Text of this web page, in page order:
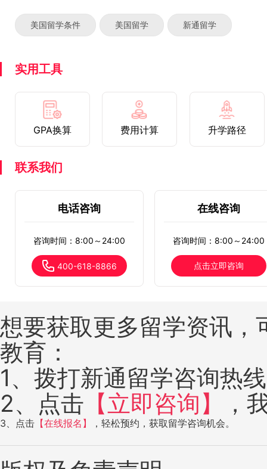
美国留学条件 美国留学 新通留学
实用工具
GPA换算 费用计算 升学路径
联系我们
电话咨询
咨询时间：8:00～24:00
400-618-8866
在线咨询
咨询时间：8:00～24:00
点击立即咨询
想要获取更多留学资讯
教育：
1、拨打新通留学咨询热
2、点击 【立即咨询】 ，
3、点击 【在线报名】 ，轻松预约，获取留学咨询机会。